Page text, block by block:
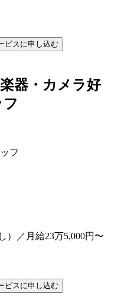
ビスに申し込む
器・カメラ好
フ
）／月給23万5,000円〜
ビスに申し込む